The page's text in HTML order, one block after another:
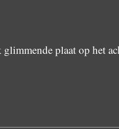
glimmende plaat op het